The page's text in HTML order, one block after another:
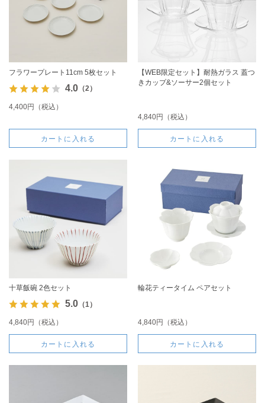
フラワープレート11cm 5枚セット
4.0（2）
4,400円（税込）
カートに入れる
【WEB限定セット】耐熱ガラス 蓋つ
きカップ&ソーサー2個セット
4,840円（税込）
カートに入れる
十草飯碗 2色セット
5.0（1）
4,840円（税込）
カートに入れる
輪花ティータイム ペアセット
4,840円（税込）
カートに入れる